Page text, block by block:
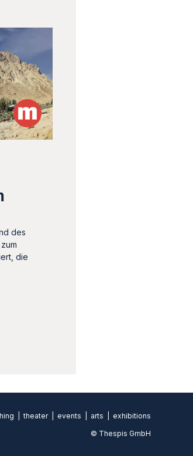
des
die
| theater | events | arts | exhibitions
© Thespis GmbH